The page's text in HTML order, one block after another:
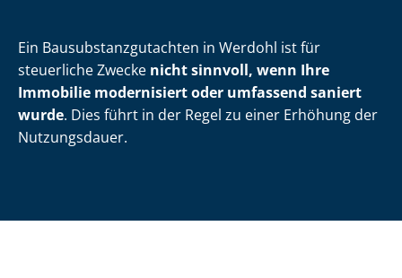
Ein Bau­sub­stanz­gut­ach­ten in Werdohl ist für
steuerliche Zwecke nicht sinnvoll, wenn Ihre
Immobilie modernisiert oder umfassend saniert
wurde. Dies führt in der Regel zu einer Erhöhung der
Nutzungsdauer.